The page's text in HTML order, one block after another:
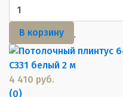
В корзину
4 410 руб.
(0)